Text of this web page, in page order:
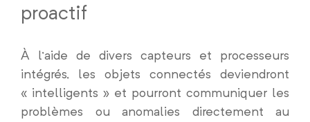
proactif
À l’aide de divers capteurs et processeurs
intégrés, les objets connectés deviendront
« intelligents » et pourront communiquer les
problèmes ou anomalies directement au